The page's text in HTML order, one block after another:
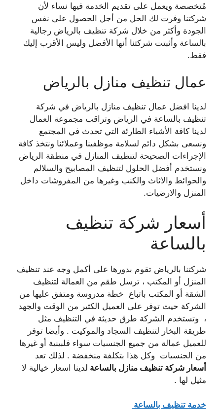
مُتخصصة ويعمل على تقديم الخدمة فيها نساء لأن
شركتنا وفرت لك الحل من أجل الحصول على نفس
الجودة وأكثر من خلال شركة تنظيف بالرياض رجالية
بالساعة وأثبتت شركتنا أنها الأفضل وليس الأقرب إليك
فقط.
عمال تنظيف منازل بالرياض
لدينا افضل عمال تنظيف منازل بالرياض في شركة
تنظيف بالساعة في الرياض وتراقب مجموعة العمال
لدينا كافة الأشياء الطارئة التي تحدث في المجتمع
ونسعى بشكل دائم لسلامة موظفينا وعملائنا ونتخذ كافة
الإجراءات الصحيحة لتنظيف المنازل في منطقة الرياض
ونستخدم أفضل الحلول لتنظيف المصابيح والسلالم
والحوائط والاثاث والكنب وغيرها من المفروشات داخل
المنزل والارضيات.
أسعار شركة تنظيف
بالساعة
شركتنا بالرياض تقوم بدورها على أكمل وجه عند تنظيف
المنزل أو المكتب ، ترسل طقم من العمالة لتنظيف
الشقة أو المكتب باتباع خطة مدروسة ومتفق عليها من
الشركة حيث توفر على العميل الكثير من الوقت والجهد
، وتستخدم الشركة طرق حديثة في التنظيف مثل
طريقة البخار لتنظيف السجاد والموكيت . وأيضا توفر
للعميل عمالة من جميع الجنسيات سواء فلبينية أو غيرها
من الجنسيات وكل هذا بتكلفة منخفضة . لذلك تعد
أسعار شركة تنظيف منازل بالساعة لدينا اسعار خيالية لا
مثيل لها .
خدمة تنظيف بالساعة